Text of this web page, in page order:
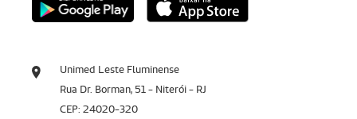
Unimed Leste Fluminense
Rua Dr. Borman, 51 - Niterói - RJ
CEP: 24020-320